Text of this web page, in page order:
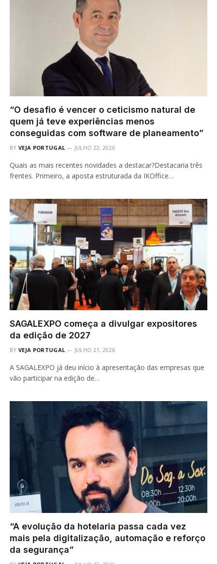
“O desafio é vencer o ceticismo natural de
quem já teve experiências menos
conseguidas com software de planeamento”
BY VEJA PORTUGAL JULHO 22, 2026
Quais as mais recentes novidades a destacar?Destacaria três
frentes. Primeiro, a aposta estruturada da IKOffice…
SAGALEXPO começa a divulgar expositores
da edição de 2027
BY VEJA PORTUGAL JULHO 21, 2026
A SAGALEXPO já deu início à apresentação das empresas que
vão participar na edição de…
“A evolução da hotelaria passa cada vez
mais pela digitalização, automação e reforço
da segurança”